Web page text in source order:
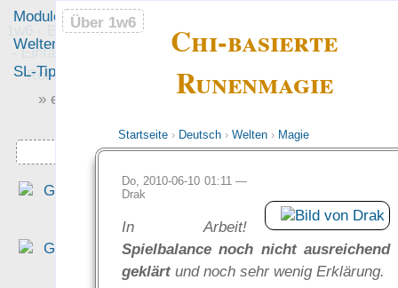
1w6 - Ein Würfel System
- Einfach saubere, freie
Rollenspiel-Regeln
Chi-basierte
Runenmagie
Startseite› Deutsch› Welten› Magie
Do, 2010-06-10 01:11 —
Drak
In Arbeit!
Spielbalance noch nicht ausreichend
geklärtund noch sehr wenig Erklärung.
Über 1w6
Module
Welten
Foren
SL-Tipps
Mitmachen
» einfach saubere «
Über 1w6
Downloads
„Durch das fixe
haben wir nur sehr wenig
auf Regelebene verbracht
hatten mehr Muße, auf
Setting einzugehen.“